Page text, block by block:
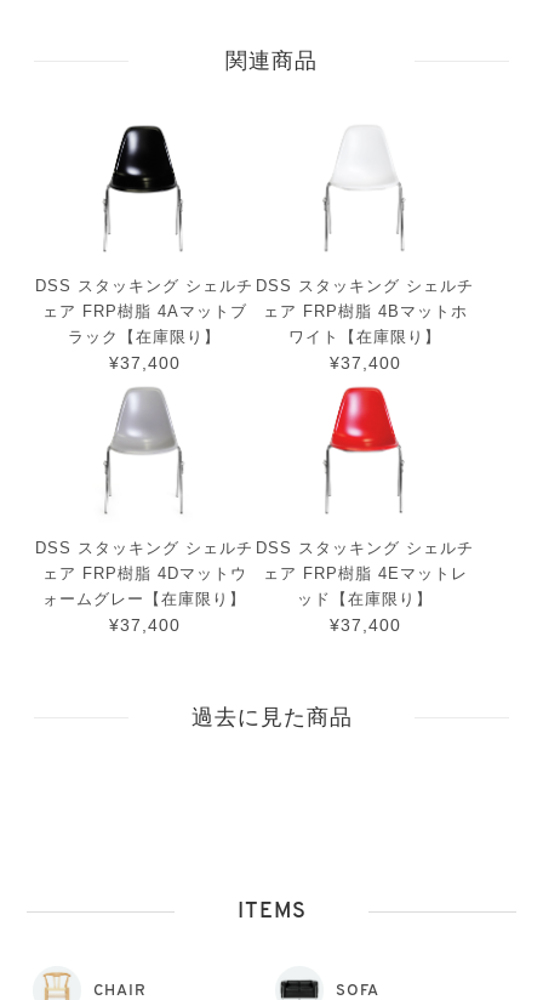
関連商品
DSS スタッキング シェルチ
ェア FRP樹脂 4Aマットブ
ラック【在庫限り】
¥37,400
DSS スタッキング シェルチ
ェア FRP樹脂 4Bマットホ
ワイト【在庫限り】
¥37,400
DSS スタッキング シェルチ
ェア FRP樹脂 4Dマットウ
ォームグレー【在庫限り】
¥37,400
DSS スタッキング シェルチ
ェア FRP樹脂 4Eマットレ
ッド【在庫限り】
¥37,400
過去に見た商品
ITEMS
CHAIR SOFA